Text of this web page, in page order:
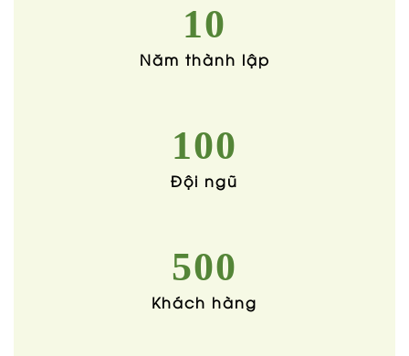
10
Năm thành lập
100
Đội ngũ
500
Khách hàng